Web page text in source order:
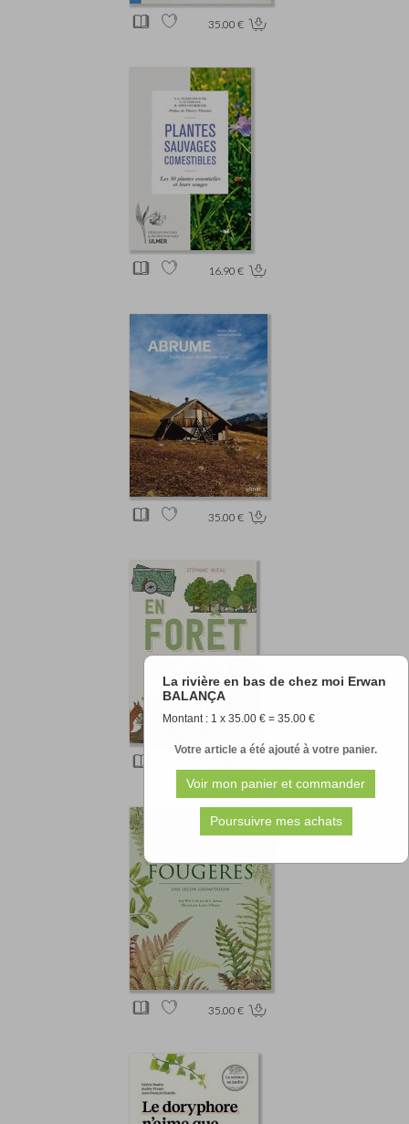
La rivière en bas de chez moi Erwan
BALANÇA
Montant : 1 x 35.00 € = 35.00 €
Votre article a été ajouté à votre panier.
35.00 €
16.90 €
35.00 €
35.00 €